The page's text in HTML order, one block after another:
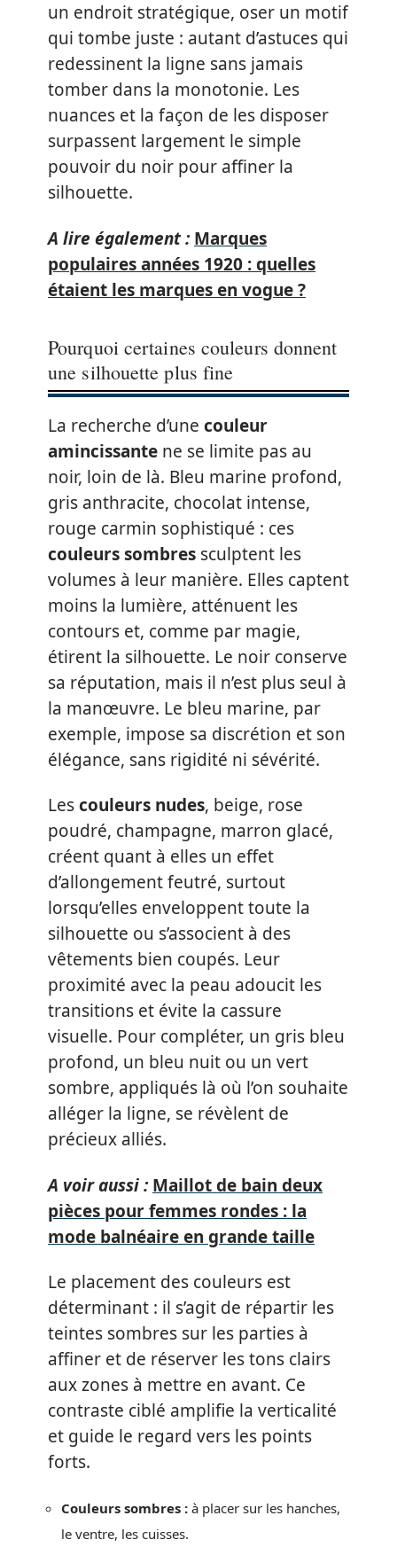
un endroit stratégique, oser un motif
qui tombe juste : autant d’astuces qui
redessinent la ligne sans jamais
tomber dans la monotonie. Les
nuances et la façon de les disposer
surpassent largement le simple
pouvoir du noir pour affiner la
silhouette.
A lire également : Marques
populaires années 1920 : quelles
étaient les marques en vogue ?
Pourquoi certaines couleurs donnent
une silhouette plus fine
La recherche d’une couleur
amincissante ne se limite pas au
noir, loin de là. Bleu marine profond,
gris anthracite, chocolat intense,
rouge carmin sophistiqué : ces
couleurs sombres sculptent les
volumes à leur manière. Elles captent
moins la lumière, atténuent les
contours et, comme par magie,
étirent la silhouette. Le noir conserve
sa réputation, mais il n’est plus seul à
la manœuvre. Le bleu marine, par
exemple, impose sa discrétion et son
élégance, sans rigidité ni sévérité.
Lescouleurs nudes, beige, rose
poudré, champagne, marron glacé,
créent quant à elles un effet
d’allongement feutré, surtout
lorsqu’elles enveloppent toute la
silhouette ou s’associent à des
vêtements bien coupés. Leur
proximité avec la peau adoucit les
transitions et évite la cassure
visuelle. Pour compléter, un gris bleu
profond, un bleu nuit ou un vert
sombre, appliqués là où l’on souhaite
alléger la ligne, se révèlent de
précieux alliés.
A voir aussi : Maillot de bain deux
pièces pour femmes rondes : la
mode balnéaire en grande taille
Le placement des couleurs est
déterminant : il s’agit de répartir les
teintes sombres sur les parties à
affiner et de réserver les tons clairs
aux zones à mettre en avant. Ce
contraste ciblé amplifie la verticalité
et guide le regard vers les points
forts.
Couleurs sombres : à placer sur les hanches,
le ventre, les cuisses.